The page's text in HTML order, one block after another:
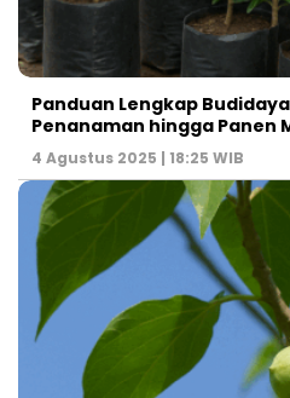
Panduan Lengkap
Penanaman hingga Panen
4 Agustus 2025 | 18:25 WIB